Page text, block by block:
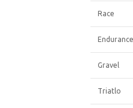
Race
Endurance
Gravel
Triatlo